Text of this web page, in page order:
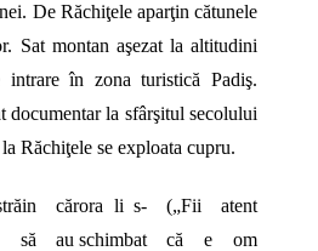
De Răchiţele aparţin cătunele
Sat montan aşezat la altitudini
intrare în zona turistică Padiş.
documentar la sfârşitul secolului
Răchiţele se exploata cupru.
să
cărora li s-
au schimbat
(„Fii atent
că e om